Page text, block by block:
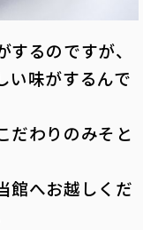
るのですが、
い味がするんで
だわりのみそと
館へお越しくだ